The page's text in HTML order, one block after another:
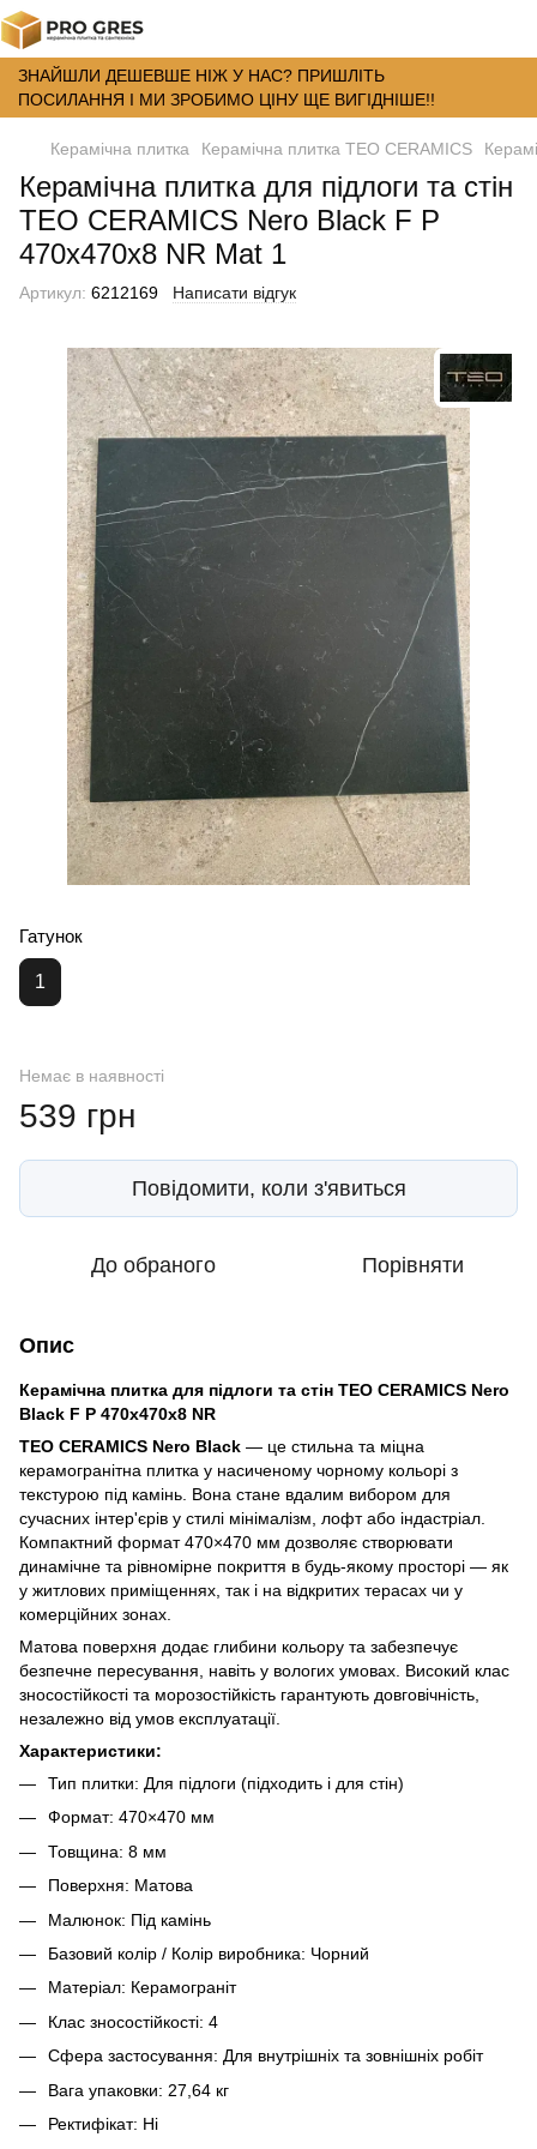
ЗНАЙШЛИ ДЕШЕВШЕ НІЖ У НАС? ПРИШЛІТЬ
ПОСИЛАННЯ І МИ ЗРОБИМО ЦІНУ ЩЕ ВИГІДНІШЕ!!
Керамічна плитка Керамічна плитка TEO CERAMICS
Керамічна плитка для підлоги та стін
TEO CERAMICS Nero Black F P
470x470x8 NR Mat 1
Артикул: 6212169 Написати відгук
Гатунок
1
Немає в наявності
539 грн
Повідомити, коли з'явиться
До обраного Порівняти
Опис
Керамічна плитка для підлоги та стін TEO CERAMICS Nero
Black F P 470x470x8 NR
TEO CERAMICS Nero Black — це стильна та міцна
керамогранітна плитка у насиченому чорному кольорі з
текстурою під камінь. Вона стане вдалим вибором для
сучасних інтер'єрів у стилі мінімалізм, лофт або індастріал.
Компактний формат 470×470 мм дозволяє створювати
динамічне та рівномірне покриття в будь-якому просторі — як
у житлових приміщеннях, так і на відкритих терасах чи у
комерційних зонах.
Матова поверхня додає глибини кольору та забезпечує
безпечне пересування, навіть у вологих умовах. Високий клас
зносостійкості та морозостійкість гарантують довговічність,
незалежно від умов експлуатації.
Характеристики:
Тип плитки: Для підлоги (підходить і для стін)
Формат: 470×470 мм
Товщина: 8 мм
Поверхня: Матова
Малюнок: Під камінь
Базовий колір / Колір виробника: Чорний
Матеріал: Керамограніт
Клас зносостійкості: 4
Сфера застосування: Для внутрішніх та зовнішніх робіт
Вага упаковки: 27,64 кг
Ректифікат: Ні